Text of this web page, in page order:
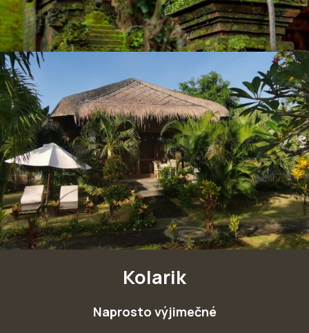
Kolarik
Naprosto výjimečné